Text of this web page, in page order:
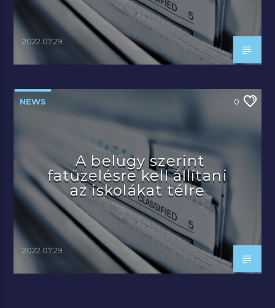
2022.07.29.
NEWS 0
A belügy szerint
fatüzelésre kell állítani
az iskolákat télre
2022.07.29.